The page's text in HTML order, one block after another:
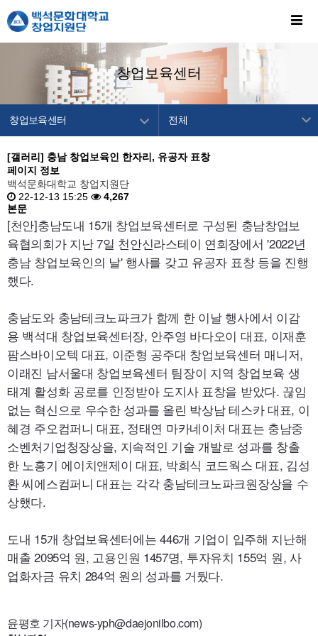
창업보육센터
창업보육센터
창업교육센터
창업보육센터
백석메이커스
공간/장비 예약
알림마당
전체
[갤러리] 충남 창업보육인 한자리, 유공자 표창
페이지 정보
백석문화대학교 창업지원단
22-12-13 15:25
4,267
본문
[천안]충남도내 15개 창업보육센터로 구성된 충남창업보
육협의회가 지난 7일 천안신라스테이 연회장에서'2022년
충남 창업보육인의 날' 행사를 갖고 유공자 표창 등을 진행
했다.
충남도와 충남테크노파크가 함께 한 이날 행사에서 이감
용 백석대 창업보육센터장, 안주영 바다오이 대표, 이재훈
팜스바이오텍 대표, 이준형 공주대 창업보육센터 매니저,
이래진 남서울대 창업보육센터 팀장이 지역 창업보육 생
태계 활성화 공로를 인정받아 도지사 표창을 받았다. 끊임
없는 혁신으로 우수한 성과를 올린 박상남 테스카 대표, 이
혜경 주오컴퍼니 대표, 정태연 마카네이처 대표는 충남중
소벤처기업청장상을, 지속적인 기술 개발로 성과를 창출
한 노홍기 에이치앤제이 대표, 박희식 코드웍스 대표, 김성
환 씨에스컴퍼니 대표는 각각 충남테크노파크원장상을 수
상했다.
도내 15개 창업보육센터에는446개 기업이 입주해 지난해
매출2095억 원, 고용인원 1457명, 투자유치 155억 원, 사
업화자금 유치 284억 원의 성과를 거뒀다.
윤평호 기자(news-yph@daejonilbo.com)